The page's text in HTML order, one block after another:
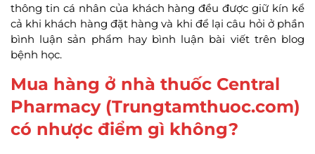
thông tin cá nhân của khách hàng đều được giữ kín kể
cả khi khách hàng đặt hàng và khi để lại câu hỏi ở phần
bình luận sản phẩm hay bình luận bài viết trên blog
bệnh học.
Mua hàng ở nhà thuốc Central
Pharmacy (Trungtamthuoc.com)
có nhược điểm gì không?